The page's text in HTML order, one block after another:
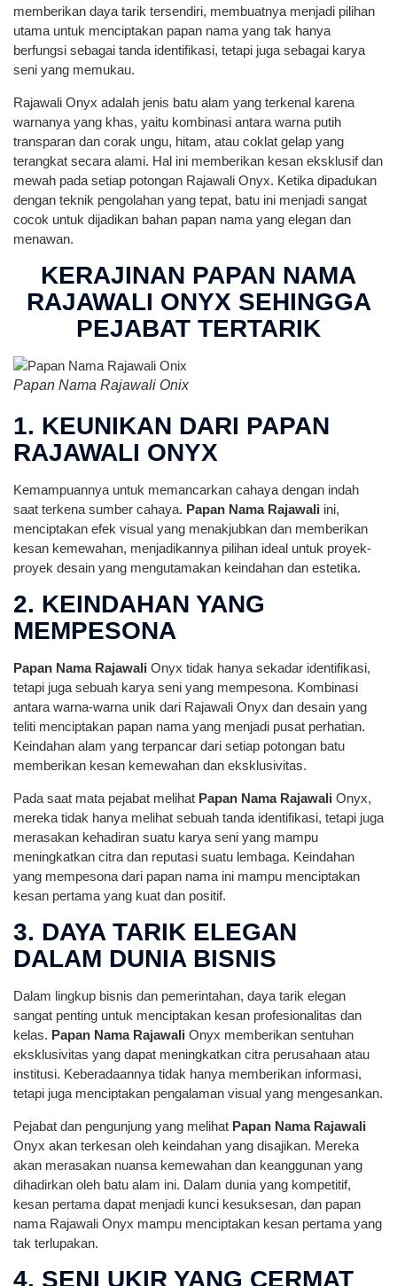
memberikan daya tarik tersendiri, membuatnya menjadi pilihan
utama untuk menciptakan papan nama yang tak hanya
berfungsi sebagai tanda identifikasi, tetapi juga sebagai karya
seni yang memukau.
Rajawali Onyx adalah jenis batu alam yang terkenal karena
warnanya yang khas, yaitu kombinasi antara warna putih
transparan dan corak ungu, hitam, atau coklat gelap yang
terangkat secara alami. Hal ini memberikan kesan eksklusif dan
mewah pada setiap potongan Rajawali Onyx. Ketika dipadukan
dengan teknik pengolahan yang tepat, batu ini menjadi sangat
cocok untuk dijadikan bahan papan nama yang elegan dan
menawan.
KERAJINAN PAPAN NAMA
RAJAWALI ONYX SEHINGGA
PEJABAT TERTARIK
Papan Nama Rajawali Onix
1. KEUNIKAN DARI PAPAN
RAJAWALI ONYX
Kemampuannya untuk memancarkan cahaya dengan indah
saat terkena sumber cahaya. Papan Nama Rajawali ini,
menciptakan efek visual yang menakjubkan dan memberikan
kesan kemewahan, menjadikannya pilihan ideal untuk proyek-
proyek desain yang mengutamakan keindahan dan estetika.
2. KEINDAHAN YANG
MEMPESONA
Papan Nama Rajawali Onyx tidak hanya sekadar identifikasi,
tetapi juga sebuah karya seni yang mempesona. Kombinasi
antara warna-warna unik dari Rajawali Onyx dan desain yang
teliti menciptakan papan nama yang menjadi pusat perhatian.
Keindahan alam yang terpancar dari setiap potongan batu
memberikan kesan kemewahan dan eksklusivitas.
Pada saat mata pejabat melihat Papan Nama Rajawali Onyx,
mereka tidak hanya melihat sebuah tanda identifikasi, tetapi juga
merasakan kehadiran suatu karya seni yang mampu
meningkatkan citra dan reputasi suatu lembaga. Keindahan
yang mempesona dari papan nama ini mampu menciptakan
kesan pertama yang kuat dan positif.
3. DAYA TARIK ELEGAN
DALAM DUNIA BISNIS
Dalam lingkup bisnis dan pemerintahan, daya tarik elegan
sangat penting untuk menciptakan kesan profesionalitas dan
kelas. Papan Nama Rajawali Onyx memberikan sentuhan
eksklusivitas yang dapat meningkatkan citra perusahaan atau
institusi. Keberadaannya tidak hanya memberikan informasi,
tetapi juga menciptakan pengalaman visual yang mengesankan.
Pejabat dan pengunjung yang melihat Papan Nama Rajawali
Onyx akan terkesan oleh keindahan yang disajikan. Mereka
akan merasakan nuansa kemewahan dan keanggunan yang
dihadirkan oleh batu alam ini. Dalam dunia yang kompetitif,
kesan pertama dapat menjadi kunci kesuksesan, dan papan
nama Rajawali Onyx mampu menciptakan kesan pertama yang
tak terlupakan.
4. SENI UKIR YANG CERMAT